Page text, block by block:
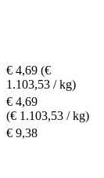
€ 4,69 (€
1.103,53 / kg)
€ 4,69
(€ 1.103,53 / kg)
€ 9,38